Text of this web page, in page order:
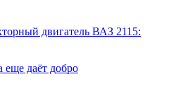
двигатель ВАЗ 2115:
даёт добро